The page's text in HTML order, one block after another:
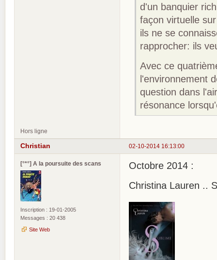
d'un banquier
façon virtuelle
ils ne se
rapprocher: ils
Avec ce
l'environnement
question dans
résonance
Hors ligne
02-10-2014 16:13:00
Christian
[°*°] A la poursuite des scans
Inscription : 19-01-2005
Messages : 20 438
Site Web
Octobre 2014 :
Christina Lauren ..